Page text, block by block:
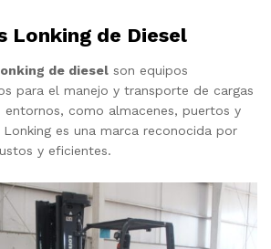
Lonking de Diesel
de diesel son equipos
para el manejo y transporte de cargas
entornos, como almacenes, puertos y
es una marca reconocida por
y eficientes.